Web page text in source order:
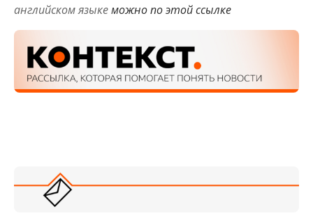
английском языкеможно по этой ссылке